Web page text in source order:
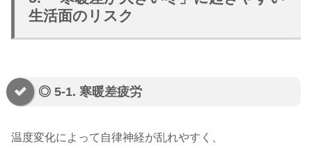
生活面のリスク
◎ 5-1. 寒暖差疲労
温度変化によって自律神経が乱れやすく、